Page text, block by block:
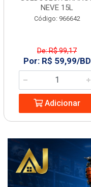
NEVE 15L
Código: 966642
De: R$ 99,17
Por: R$ 59,99/BD
Adicionar